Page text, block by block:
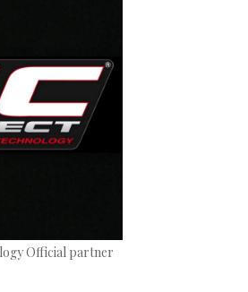
Official partner